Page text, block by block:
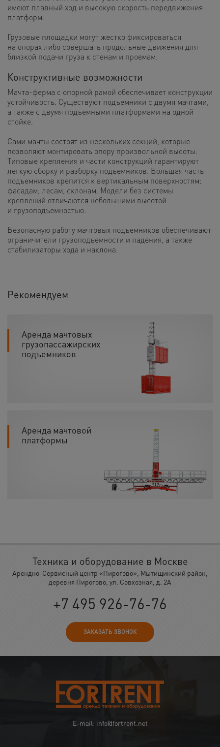
имеют плавный ход и высокую скорость передвижения
платформ.
Грузовые площадки могут жестко фиксироваться
на опорах либо совершать продольные движения для
близкой подачи груза к стенам и проемам.
Конструктивные возможности
Мачта-ферма с опорной рамой обеспечивает конструкции
устойчивость. Существуют подъемники с двумя мачтами,
а также с двумя подъемными платформами на одной
стойке.
Сами мачты состоят из нескольких секций, которые
позволяют монтировать опору произвольной высоты.
Типовые крепления и части конструкций гарантируют
легкую сборку и разборку подъемников. Большая часть
подъемников крепится к вертикальным поверхностям:
фасадам, лесам, склонам. Модели без системы
креплений отличаются небольшими высотой
и грузоподъемностью.
Безопасную работу мачтовых подъемников обеспечивают
ограничители грузоподъемности и падения, а также
стабилизаторы хода и наклона.
Рекомендуем
Аренда мачтовых
грузопассажирских
подъемников
Аренда мачтовой
платформы
Техника и оборудование в Москве
Арендно-Сервисный центр «Пирогово», Мытищинский район,
деревня Пирогово, ул. Совхозная, д. 2А
+7 495 926-76-76
ЗАКАЗАТЬ ЗВОНОК
E-mail: info@fortrent.net